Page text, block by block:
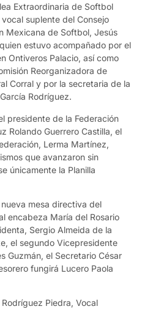
Extraordinaria de Softbol
suplente del Consejo
Mexicana de Softbol, Jesús
estuvo acompañado por el
Ontiveros Palacio, así como
Reorganizadora de
Corral y por la secretaria de la
Rodríguez.
presidente de la Federación
Rolando Guerrero Castilla, el
Lerma Martínez,
que avanzaron sin
únicamente la Planilla
mesa directiva del
encabeza María del Rosario
Sergio Almeida de la
el segundo Vicepresidente
Guzmán, el Secretario César
fungirá Lucero Paola
Piedra, Vocal